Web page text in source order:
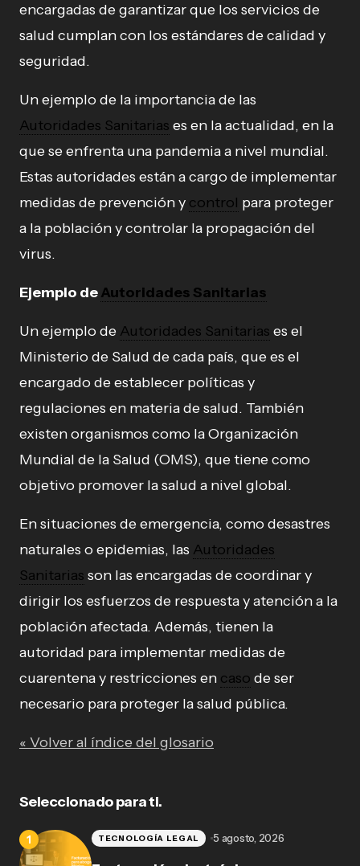
encargadas de garantizar que los servicios de
salud cumplan con los estándares de calidad y
seguridad.
Un ejemplo de la importancia de las
Autoridades Sanitarias es en la actualidad, en la
que se enfrenta una pandemia a nivel mundial.
Estas autoridades están a cargo de implementar
medidas de prevención y control para proteger
a la población y controlar la propagación del
virus.
Ejemplo deAutoridades Sanitarias
Un ejemplo de Autoridades Sanitarias es el
Ministerio de Salud de cada país, que es el
encargado de establecer políticas y
regulaciones en materia de salud. También
existen organismos como la Organización
Mundial de la Salud (OMS), que tiene como
objetivo promover la salud a nivel global.
En situaciones de emergencia, como desastres
naturales o epidemias, las Autoridades
Sanitarias son las encargadas de coordinar y
dirigir los esfuerzos de respuesta y atención a la
población afectada. Además, tienen la
autoridad para implementar medidas de
cuarentena y restricciones en caso de ser
necesario para proteger la salud pública.
« Volver al índice del glosario
Seleccionado para ti.
TECNOLOGÍA LEGAL 5 agosto, 2026